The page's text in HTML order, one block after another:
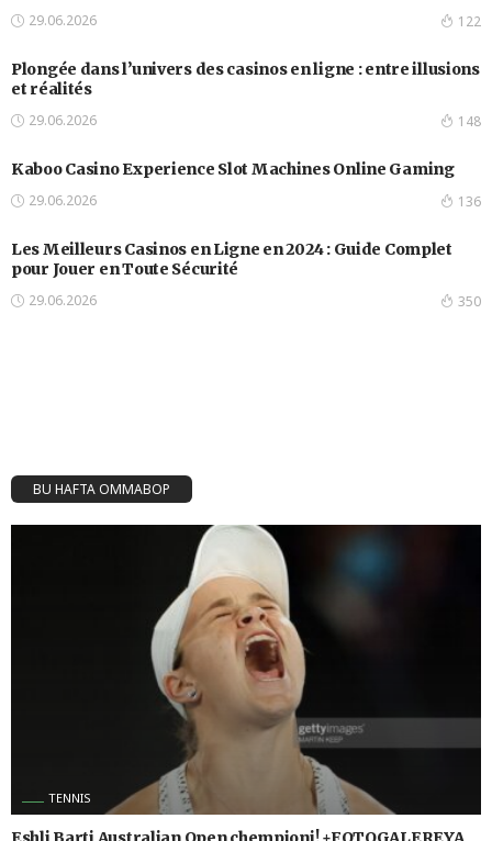
29.06.2026 122
Plongée dans l’univers des casinos en ligne : entre illusions
et réalités
29.06.2026 148
Kaboo Casino Experience Slot Machines Online Gaming
29.06.2026 136
Les Meilleurs Casinos en Ligne en 2024 : Guide Complet
pour Jouer en Toute Sécurité
29.06.2026 350
BU HAFTA OMMABOP
TENNIS